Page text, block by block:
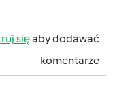
sięaby dodawać
komentarze